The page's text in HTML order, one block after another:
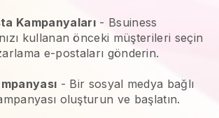
Kampanyaları- Bsuiness
kullanan önceki müşterileri seçin
e-postaları gönderin.
- Bir sosyal medya bağlı
oluşturun ve başlatın.